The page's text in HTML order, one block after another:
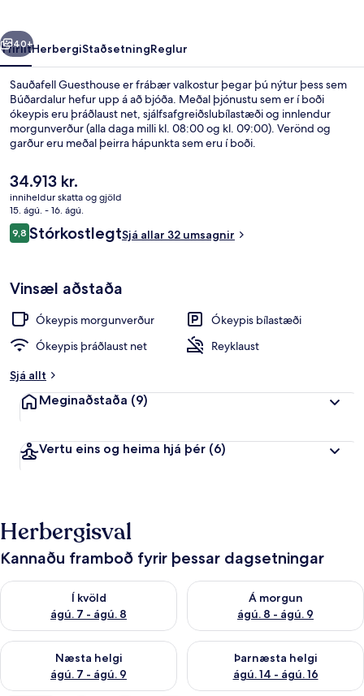
Næsta
40+
YfirlitHerbergiStaðsetningReglur
Sauðafell Guesthouse er frábær valkostur þegar þú nýtur þess sem
Búðardalur hefur upp á að bjóða. Meðal þjónustu sem er í boði
ókeypis eru þráðlaust net, sjálfsafgreiðslubílastæði og innlendur
morgunverður (alla daga milli kl. 08:00 og kl. 09:00). Verönd og
garður eru meðal þeirra hápunkta sem eru í boði.
Núverandi
verð
er
34.913 kr.
34.913 kr.
inniheldur skatta og gjöld
15. ágú. - 16. ágú.
Umsagnir
9,89,8 af 10
StórkostlegtSjá allar 32 umsagnir
Vinsæl aðstaða
Ókeypis morgunverður
Ókeypis bílastæði
Ókeypis þráðlaust net
Reyklaust
Sjá allt
Meginaðstaða (9)
Vertu eins og heima hjá þér (6)
Herbergisval
Kannaðu framboð fyrir þessar dagsetningar
Í kvöld
ágú. 7 - ágú. 8
Athuga framboð í kvöld ágú. 7 - ágú. 8
Á morgun
ágú. 8 - ágú. 9
Athuga framboð á morgun
Næsta helgi
ágú. 7 - ágú. 9
Athuga framboð næstu helgi ágú. 7 - ágú. 9
Þarnæsta helgi
ágú. 14 - ágú. 16
Athuga framboð þarnæstu